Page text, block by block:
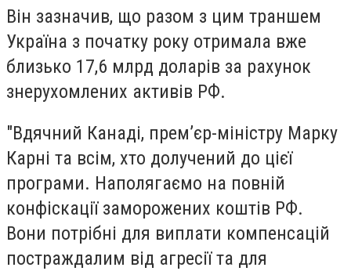
Він зазначив, що разом з цим траншем
Україна з початку року отримала вже
близько 17,6 млрд доларів за рахунок
знерухомлених активів РФ.
"Вдячний Канаді, прем’єр-міністру Марку
Карні та всім, хто долучений до цієї
програми. Наполягаємо на повній
конфіскації заморожених коштів РФ.
Вони потрібні для виплати компенсацій
постраждалим від агресії та для